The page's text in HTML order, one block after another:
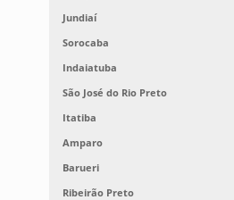
Jundiaí
Sorocaba
Indaiatuba
São José do Rio Preto
Itatiba
Amparo
Barueri
Ribeirão Preto